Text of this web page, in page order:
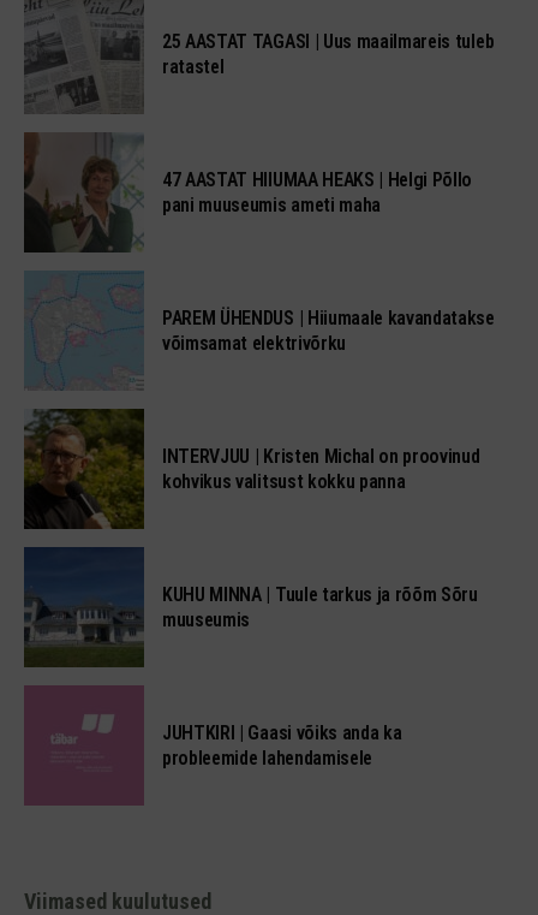
25 AASTAT TAGASI | Uus maailmareis tuleb
ratastel
47 AASTAT HIIUMAA HEAKS | Helgi Põllo
pani muuseumis ameti maha
PAREM ÜHENDUS | Hiiumaale kavandatakse
võimsamat elektrivõrku
INTERVJUU | Kristen Michal on proovinud
kohvikus valitsust kokku panna
KUHU MINNA | Tuule tarkus ja rõõm Sõru
muuseumis
JUHTKIRI | Gaasi võiks anda ka
probleemide lahendamisele
Viimased kuulutused